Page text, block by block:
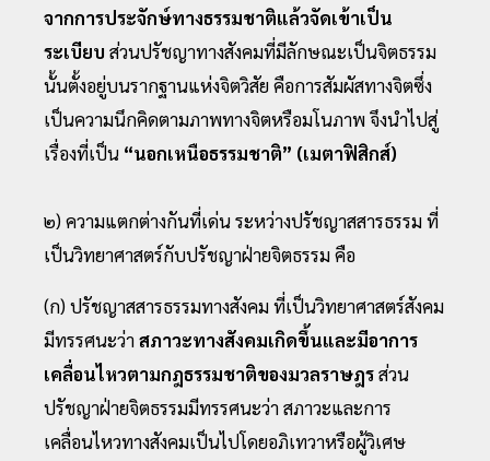
จากการประจักษ์ทางธรรมชาติแล้วจัดเข้าเป็น
ระเบียบ ส่วนปรัชญาทางสังคมที่มีลักษณะเป็นจิตธรรม
นั้นตั้งอยู่บนรากฐานแห่งจิตวิสัย คือการสัมผัสทางจิตซึ่ง
เป็นความนึกคิดตามภาพทางจิตหรือมโนภาพ จึงนําไปสู่
เรื่องที่เป็น “นอกเหนือธรรมชาติ” (เมตาฟิสิกส์)
๒) ความแตกต่างกันที่เด่น ระหว่างปรัชญาสสารธรรม ที่
เป็นวิทยาศาสตร์กับปรัชญาฝ่ายจิตธรรม คือ
(ก) ปรัชญาสสารธรรมทางสังคม ที่เป็นวิทยาศาสตร์สังคม
มีทรรศนะว่า สภาวะทางสังคมเกิดขึ้นและมีอาการ
เคลื่อนไหวตามกฎธรรมชาติของมวลราษฎรส่วน
ปรัชญาฝ่ายจิตธรรมมีทรรศนะว่า สภาวะและการ
เคลื่อนไหวทางสังคมเป็นไปโดยอภิเทวาหรือผู้วิเศษ